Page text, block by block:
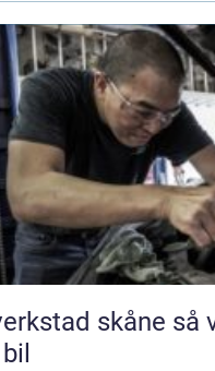
skåne så väljer du rätt verkstad för